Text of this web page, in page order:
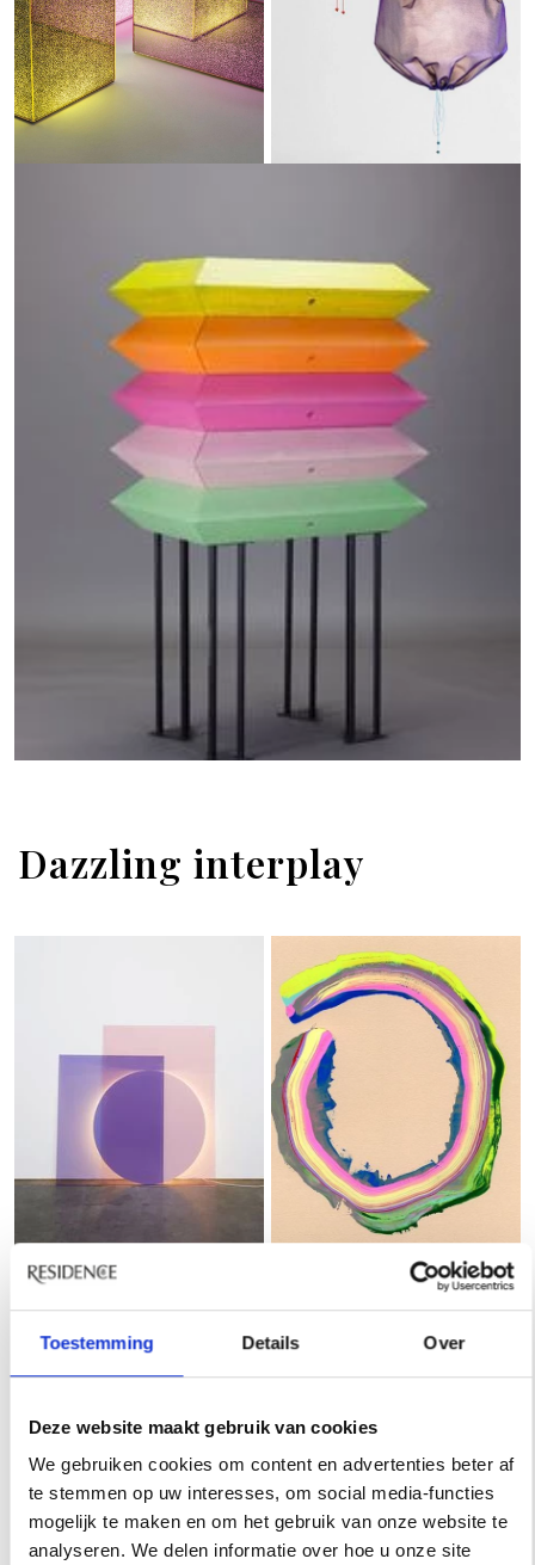
Toestemming Details Over
Deze website maakt gebruik van cookies
We gebruiken cookies om content en advertenties beter af
te stemmen op uw interesses, om social media-functies
mogelijk te maken en om het gebruik van onze website te
analyseren. We delen informatie over hoe u onze site
Dazzling interplay